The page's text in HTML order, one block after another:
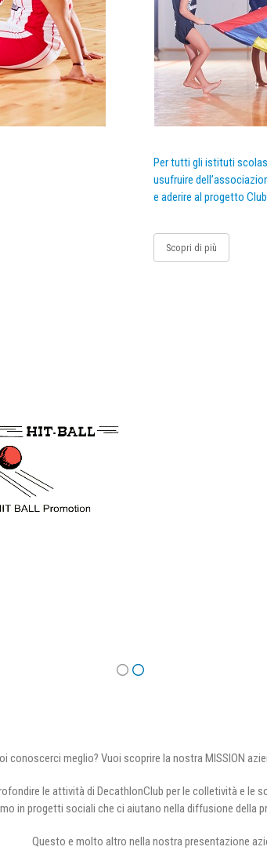
Per tutti gli istituti
usufruire
e aderire al progetto
Scopri di più
conoscerci meglio? Vuoi scoprire la nostra MISSION
le attività di DecathlonClub per le colletività e le
in progetti sociali che ci aiutano nella diffusione della
Questo e molto altro nella nostra presentazione